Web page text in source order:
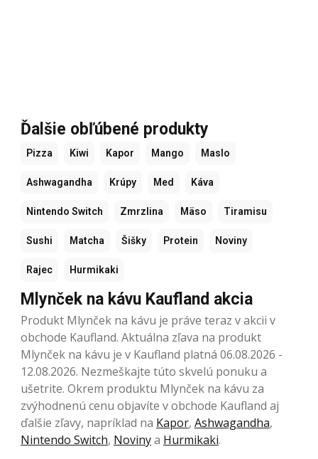
Ďalšie obľúbené produkty
Pizza Kiwi Kapor Mango Maslo
Ashwagandha Krúpy Med Káva
Nintendo Switch Zmrzlina Mäso Tiramisu
Sushi Matcha Šišky Protein Noviny
Rajec Hurmikaki
Mlynček na kávu Kaufland akcia
Produkt Mlynček na kávu je práve teraz v akcii v
obchode Kaufland. Aktuálna zľava na produkt
Mlynček na kávu je v Kaufland platná 06.08.2026 -
12.08.2026. Nezmeškajte túto skvelú ponuku a
ušetrite. Okrem produktu Mlynček na kávu za
zvýhodnenú cenu objavíte v obchode Kaufland aj
ďalšie zľavy, napríklad na Kapor, Ashwagandha,
Nintendo Switch, Novinya Hurmikaki.